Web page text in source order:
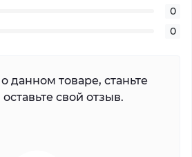
Grandstream в офисных и
DECT‑базовых станций
0
0
данном товаре, станьте
свой отзыв.